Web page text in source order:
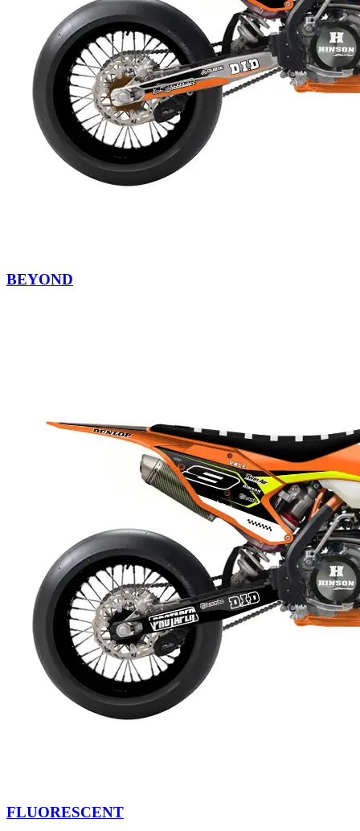
BEYOND
FLUORESCENT